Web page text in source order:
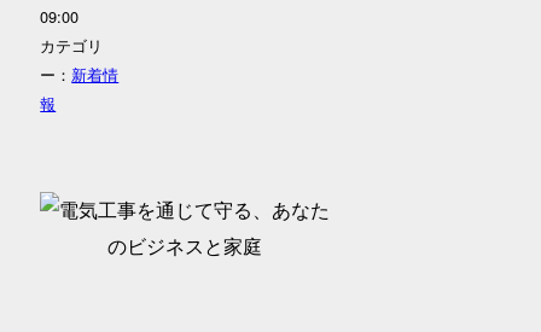
09:00
カテゴリ
ー： 新着情
報